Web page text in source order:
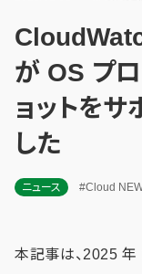
が OS プ
ョットをサ
した
ニュース #Cloud
本記事は、2025